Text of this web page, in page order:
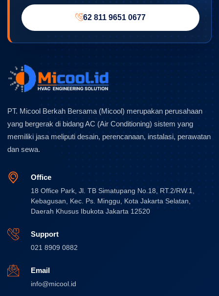
62 811 9651 0677
PT. Micool Berkah Bersama (Micool) merupakan perusahaan
yang bergerak di bidang AC (Air Conditioning) sistem yang
memiliki jasa meliputi desain, perencanaan, instalasi, perawatan
dan sewa.
Office
18 Office Park, Jl. TB Simatupang No.18, RT.2/RW.1,
Kebagusan, Kec. Ps. Minggu, Kota Jakarta Selatan,
Daerah Khusus Ibukota Jakarta 12520
Support
021 8909 0882
Email
info@micool.id